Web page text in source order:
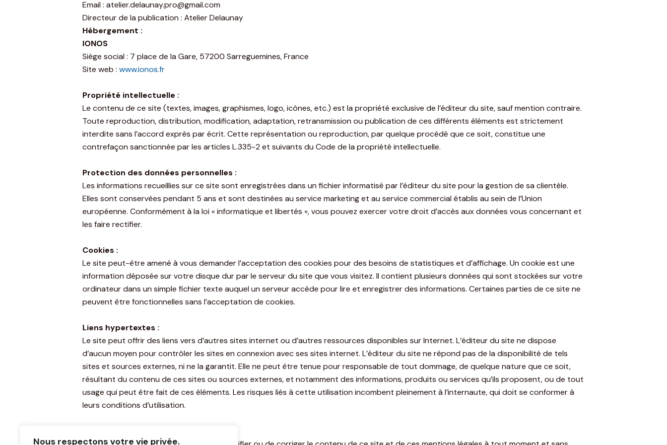
Nous respectons votre vie privée.
Email : atelier.delaunay.pro@gmail.com
Directeur de la publication : Atelier Delaunay
Hébergement :
IONOS
Siège social : 7 place de la Gare, 57200 Sarreguemines, France
Site web : www.ionos.fr
Propriété intellectuelle :
Le contenu de ce site (textes, images, graphismes, logo, icônes, etc.) est la propriété exclusive de l’éditeur du site, sauf mention contraire.
Toute reproduction, distribution, modification, adaptation, retransmission ou publication de ces différents éléments est strictement
interdite sans l’accord exprès par écrit. Cette représentation ou reproduction, par quelque procédé que ce soit, constitue une
contrefaçon sanctionnée par les articles L.335-2 et suivants du Code de la propriété intellectuelle.
Protection des données personnelles :
Les informations recueillies sur ce site sont enregistrées dans un fichier informatisé par l’éditeur du site pour la gestion de sa clientèle.
Elles sont conservées pendant 5 ans et sont destinées au service marketing et au service commercial établis au sein de l’Union
européenne. Conformément à la loi « informatique et libertés », vous pouvez exercer votre droit d’accès aux données vous concernant et
les faire rectifier.
Cookies :
Le site peut-être amené à vous demander l’acceptation des cookies pour des besoins de statistiques et d’affichage. Un cookie est une
information déposée sur votre disque dur par le serveur du site que vous visitez. Il contient plusieurs données qui sont stockées sur votre
ordinateur dans un simple fichier texte auquel un serveur accède pour lire et enregistrer des informations. Certaines parties de ce site ne
peuvent être fonctionnelles sans l’acceptation de cookies.
Liens hypertextes :
Le site peut offrir des liens vers d’autres sites internet ou d’autres ressources disponibles sur Internet. L’éditeur du site ne dispose
d’aucun moyen pour contrôler les sites en connexion avec ses sites internet. L’éditeur du site ne répond pas de la disponibilité de tels
sites et sources externes, ni ne la garantit. Elle ne peut être tenue pour responsable de tout dommage, de quelque nature que ce soit,
résultant du contenu de ces sites ou sources externes, et notamment des informations, produits ou services qu’ils proposent, ou de tout
usage qui peut être fait de ces éléments. Les risques liés à cette utilisation incombent pleinement à l’internaute, qui doit se conformer à
leurs conditions d’utilisation.